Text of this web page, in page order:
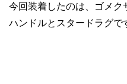
今回装着したのは、ゴメク
ハンドルとスタードラグで